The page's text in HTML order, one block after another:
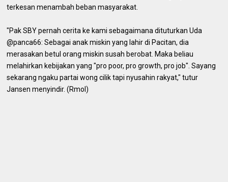
terkesan menambah beban masyarakat.
"Pak SBY pernah cerita ke kami sebagaimana dituturkan Uda
@panca66: Sebagai anak miskin yang lahir di Pacitan, dia
merasakan betul orang miskin susah berobat. Maka beliau
melahirkan kebijakan yang "pro poor, pro growth, pro job". Sayang
sekarang ngaku partai wong cilik tapi nyusahin rakyat," tutur
Jansen menyindir. (Rmol)